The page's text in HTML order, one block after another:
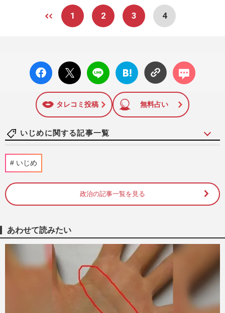
1 2 3 4
facebo
ok い
X ポス
ト
LINE
はてな
ブック
に追加
コメン
ト
タレコミ投稿 無料占い
いじめに関する記事一覧
週刊女性PRIME 2026/5/13
も『ストッパ』CM降板の危機「一気に仕
事を失う」不祥事の過剰反…
週刊女性PRIME
サバンナ高橋茂雄、中山功太ら後輩の“い
じめ告発”に謝罪で「感謝するべき」相
方・八木真澄が見せた“神対…
週刊女性PRIME
いじめ
政治の記事一覧を見る
あわせて読みたい